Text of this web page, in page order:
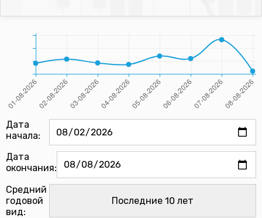
Дата
начала:
Дата
окончания:
Средний
годовой
вид: